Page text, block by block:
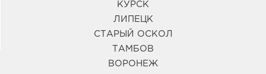
КУРСК
ЛИПЕЦК
СТАРЫЙ ОСКОЛ
ТАМБОВ
ВОРОНЕЖ